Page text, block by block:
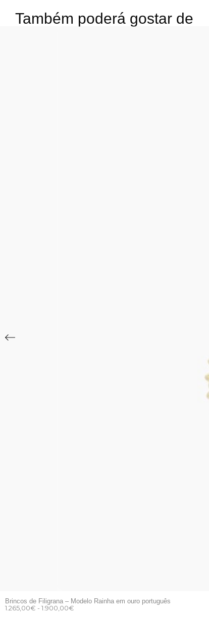
Também poderá gostar de
Brincos de Filigrana – Modelo Rainha em ouro português
1.265,00€ - 1.900,00€